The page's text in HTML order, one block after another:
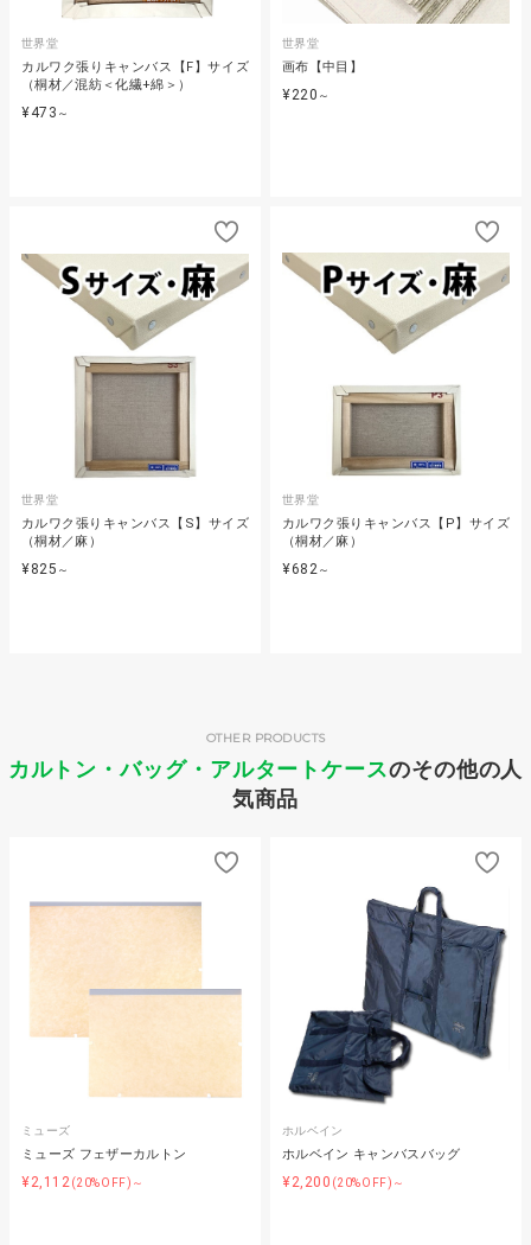
世界堂
カルワク張りキャンバス【F】サイズ
（桐材／混紡＜化繊+綿＞）
¥473 ～
世界堂
画布【中目】
¥220 ～
世界堂
カルワク張りキャンバス【S】サイズ
（桐材／麻）
¥825 ～
世界堂
カルワク張りキャンバス【P】サイズ
（桐材／麻）
¥682～
カルトン・バッグ・アルタートケースのその他の人
気商品
OTHER PRODUCTS
ミューズ
ミューズ フェザーカルトン
¥2,112(20%OFF)～
ホルベイン
ホルベイン キャンバスバッグ
¥2,200 (20%OFF)～